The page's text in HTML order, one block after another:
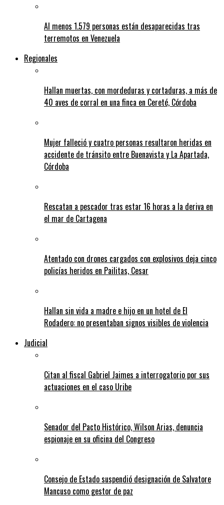
Al menos 1.579 personas están desaparecidas tras
terremotos en Venezuela
Regionales
Hallan muertas, con mordeduras y cortaduras, a más de
40 aves de corral en una finca en Cereté, Córdoba
Mujer falleció y cuatro personas resultaron heridas en
accidente de tránsito entre Buenavista y La Apartada,
Córdoba
Rescatan a pescador tras estar 16 horas a la deriva en
el mar de Cartagena
Atentado con drones cargados con explosivos deja cinco
policías heridos en Pailitas, Cesar
Hallan sin vida a madre e hijo en un hotel de El
Rodadero: no presentaban signos visibles de violencia
Judicial
Citan al fiscal Gabriel Jaimes a interrogatorio por sus
actuaciones en el caso Uribe
Senador del Pacto Histórico, Wilson Arias, denuncia
espionaje en su oficina del Congreso
Consejo de Estado suspendió designación de Salvatore
Mancuso como gestor de paz